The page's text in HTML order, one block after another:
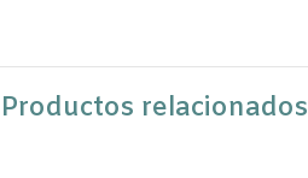
Productos relacionados